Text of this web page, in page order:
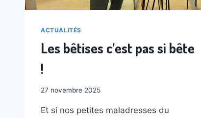
ACTUALITÉS
Les bêtises c’est pas si bête
!
27 novembre 2025
Et si nos petites maladresses du